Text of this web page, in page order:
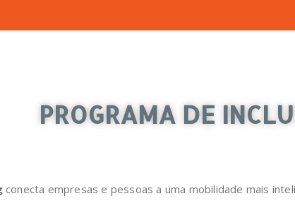
PROGRAMA DE
conecta empresas e pessoas a uma mobilidade mais